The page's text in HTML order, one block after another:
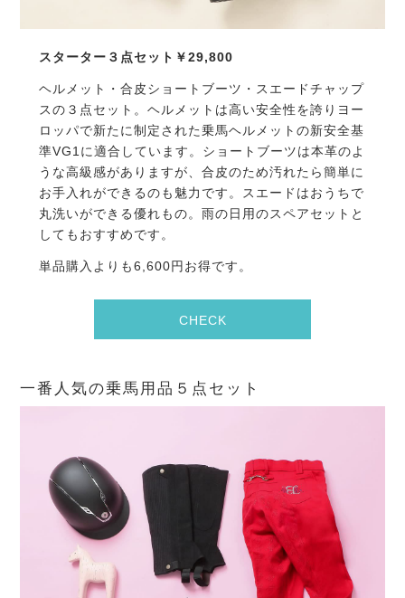
スターター３点セット￥29,800
ヘルメット・合皮ショートブーツ・スエードチャップ
スの３点セット。ヘルメットは高い安全性を誇りヨー
ロッパで新たに制定された乗馬ヘルメットの新安全基
準VG1に適合しています。ショートブーツは本革のよ
うな高級感がありますが、合皮のため汚れたら簡単に
お手入れができるのも魅力です。スエードはおうちで
丸洗いができる優れもの。雨の日用のスペアセットと
してもおすすめです。
単品購入よりも6,600円お得です。
CHECK
一番人気の乗馬用品５点セット